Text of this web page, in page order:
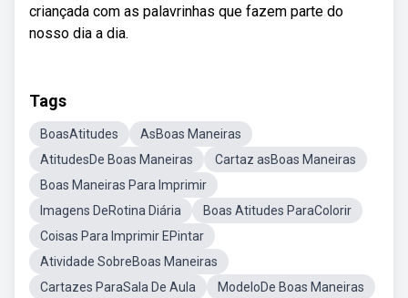
criançada com as palavrinhas que fazem parte do
nosso dia a dia.
Tags
BoasAtitudes
AsBoas Maneiras
AtitudesDe Boas Maneiras
Cartaz asBoas Maneiras
Boas Maneiras Para Imprimir
Imagens DeRotina Diária
Boas Atitudes ParaColorir
Coisas Para Imprimir EPintar
Atividade SobreBoas Maneiras
Cartazes ParaSala De Aula
ModeloDe Boas Maneiras